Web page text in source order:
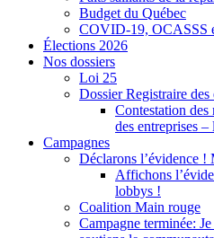
Budget du Québec
COVID-19, OCASSS
Élections 2026
Nos dossiers
Loi 25
Dossier Registraire des
Contestation
des entreprises
Campagnes
Déclarons l’évidence !
Affichons
lobbys !
Coalition Main rouge
Campagne terminée: